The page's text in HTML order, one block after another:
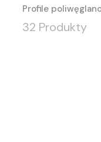
Profile
32 Produkty